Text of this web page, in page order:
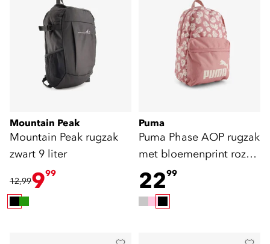
Mountain Peak
Mountain Peak rugzak
zwart 9 liter
12,99999
Puma
Puma Phase AOP rugzak
met bloemenprint roze
22 liter
2299